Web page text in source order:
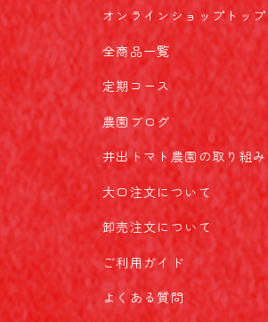
オンラインショップトップ
全商品一覧
定期コース
農園ブログ
井出トマト農園の取り組み
大口注文について
卸売注文について
ご利用ガイド
よくある質問